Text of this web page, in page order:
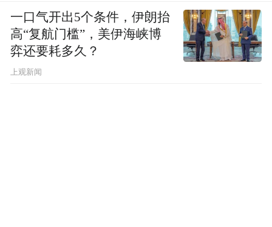
一口气开出5个条件，伊朗抬
高“复航门槛”，美伊海峡博
弈还要耗多久？
上观新闻